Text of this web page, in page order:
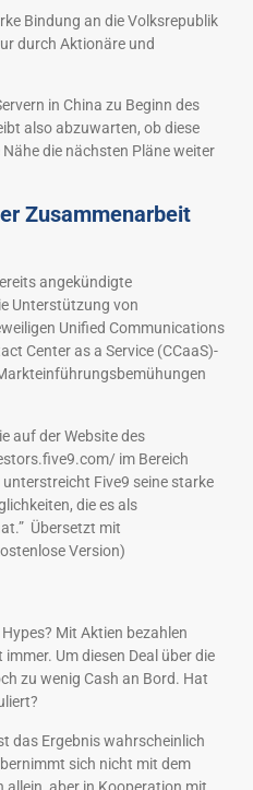
Bindung an die Volksrepublik
durch Aktionäre und
in China zu Beginn des
also abzuwarten, ob diese
die nächsten Pläne weiter
Zusammenarbeit
angekündigte
Unterstützung von
Unified Communications
Center as a Service (CCaaS)-
auf der Website des
im Bereich
Five9 seine starke
die es als
Übersetzt mit
Version)
Mit Aktien bezahlen
Um diesen Deal über die
zu wenig Cash an Bord. Hat
das Ergebnis wahrscheinlich
sich nicht mit dem
allein, aber in Kooperation mit